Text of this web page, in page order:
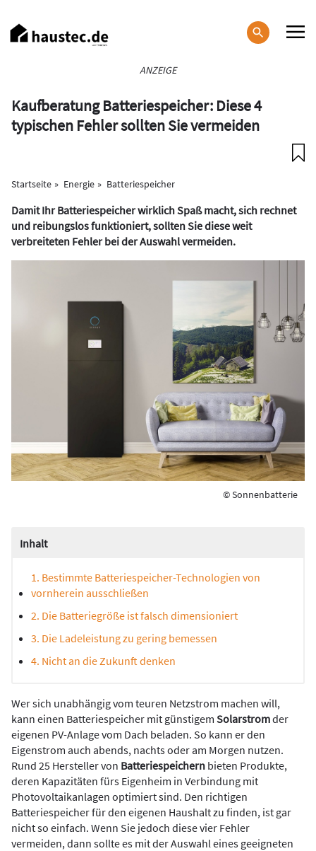
zum
Inhalt
ANZEIGE
Kaufberatung Batteriespeicher: Diese 4
typischen Fehler sollten Sie vermeiden
Startseite Energie Batteriespeicher
Damit Ihr Batteriespeicher wirklich Spaß macht, sich rechnet
und reibungslos funktioniert, sollten Sie diese weit
verbreiteten Fehler bei der Auswahl vermeiden.
© Sonnenbatterie
Inhalt
1. Bestimmte Batteriespeicher-Technologien von
vornherein ausschließen
2. Die Batteriegröße ist falsch dimensioniert
3. Die Ladeleistung zu gering bemessen
4. Nicht an die Zukunft denken
Wer sich unabhängig vom teuren Netzstrom machen will,
kann einen Batteriespeicher mit günstigem Solarstromder
eigenen PV-Anlage vom Dach beladen. So kann er den
Eigenstrom auch abends, nachts oder am Morgen nutzen.
Rund 25 Hersteller von Batteriespeichern bieten Produkte,
deren Kapazitäten fürs Eigenheim in Verbindung mit
Photovoltaikanlagen optimiert sind. Den richtigen
Batteriespeicher für den eigenen Haushalt zu finden, ist gar
nicht so einfach. Wenn Sie jedoch diese vier Fehler
vermeiden, dann sollte es mit der Auswahl eines geeigneten